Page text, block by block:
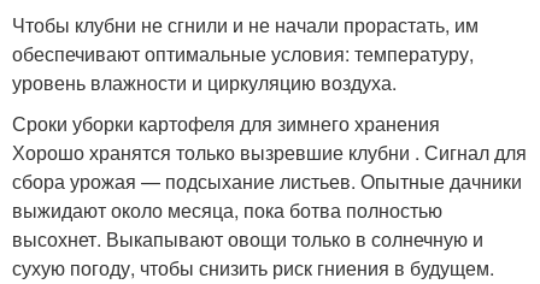
Чтобы клубни не сгнили и не начали прорастать, им
обеспечивают оптимальные условия: температуру,
уровень влажности и циркуляцию воздуха.
Сроки уборки картофеля для зимнего хранения
Хорошо хранятся только вызревшие клубни . Сигнал для
сбора урожая — подсыхание листьев. Опытные дачники
выжидают около месяца, пока ботва полностью
высохнет. Выкапывают овощи только в солнечную и
сухую погоду, чтобы снизить риск гниения в будущем.